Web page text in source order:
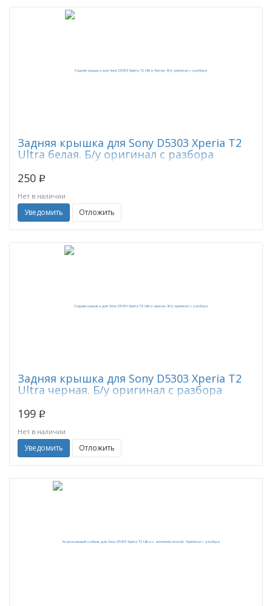
Задняя крышка для Sony D5303 Xperia T2
Ultra белая. Б/у оригинал с разбора
250 p
Нет в наличии
Уведомить Отложить
Задняя крышка для Sony D5303 Xperia T2
Ultra черная. Б/у оригинал с разбора
199 p
Нет в наличии
Уведомить Отложить